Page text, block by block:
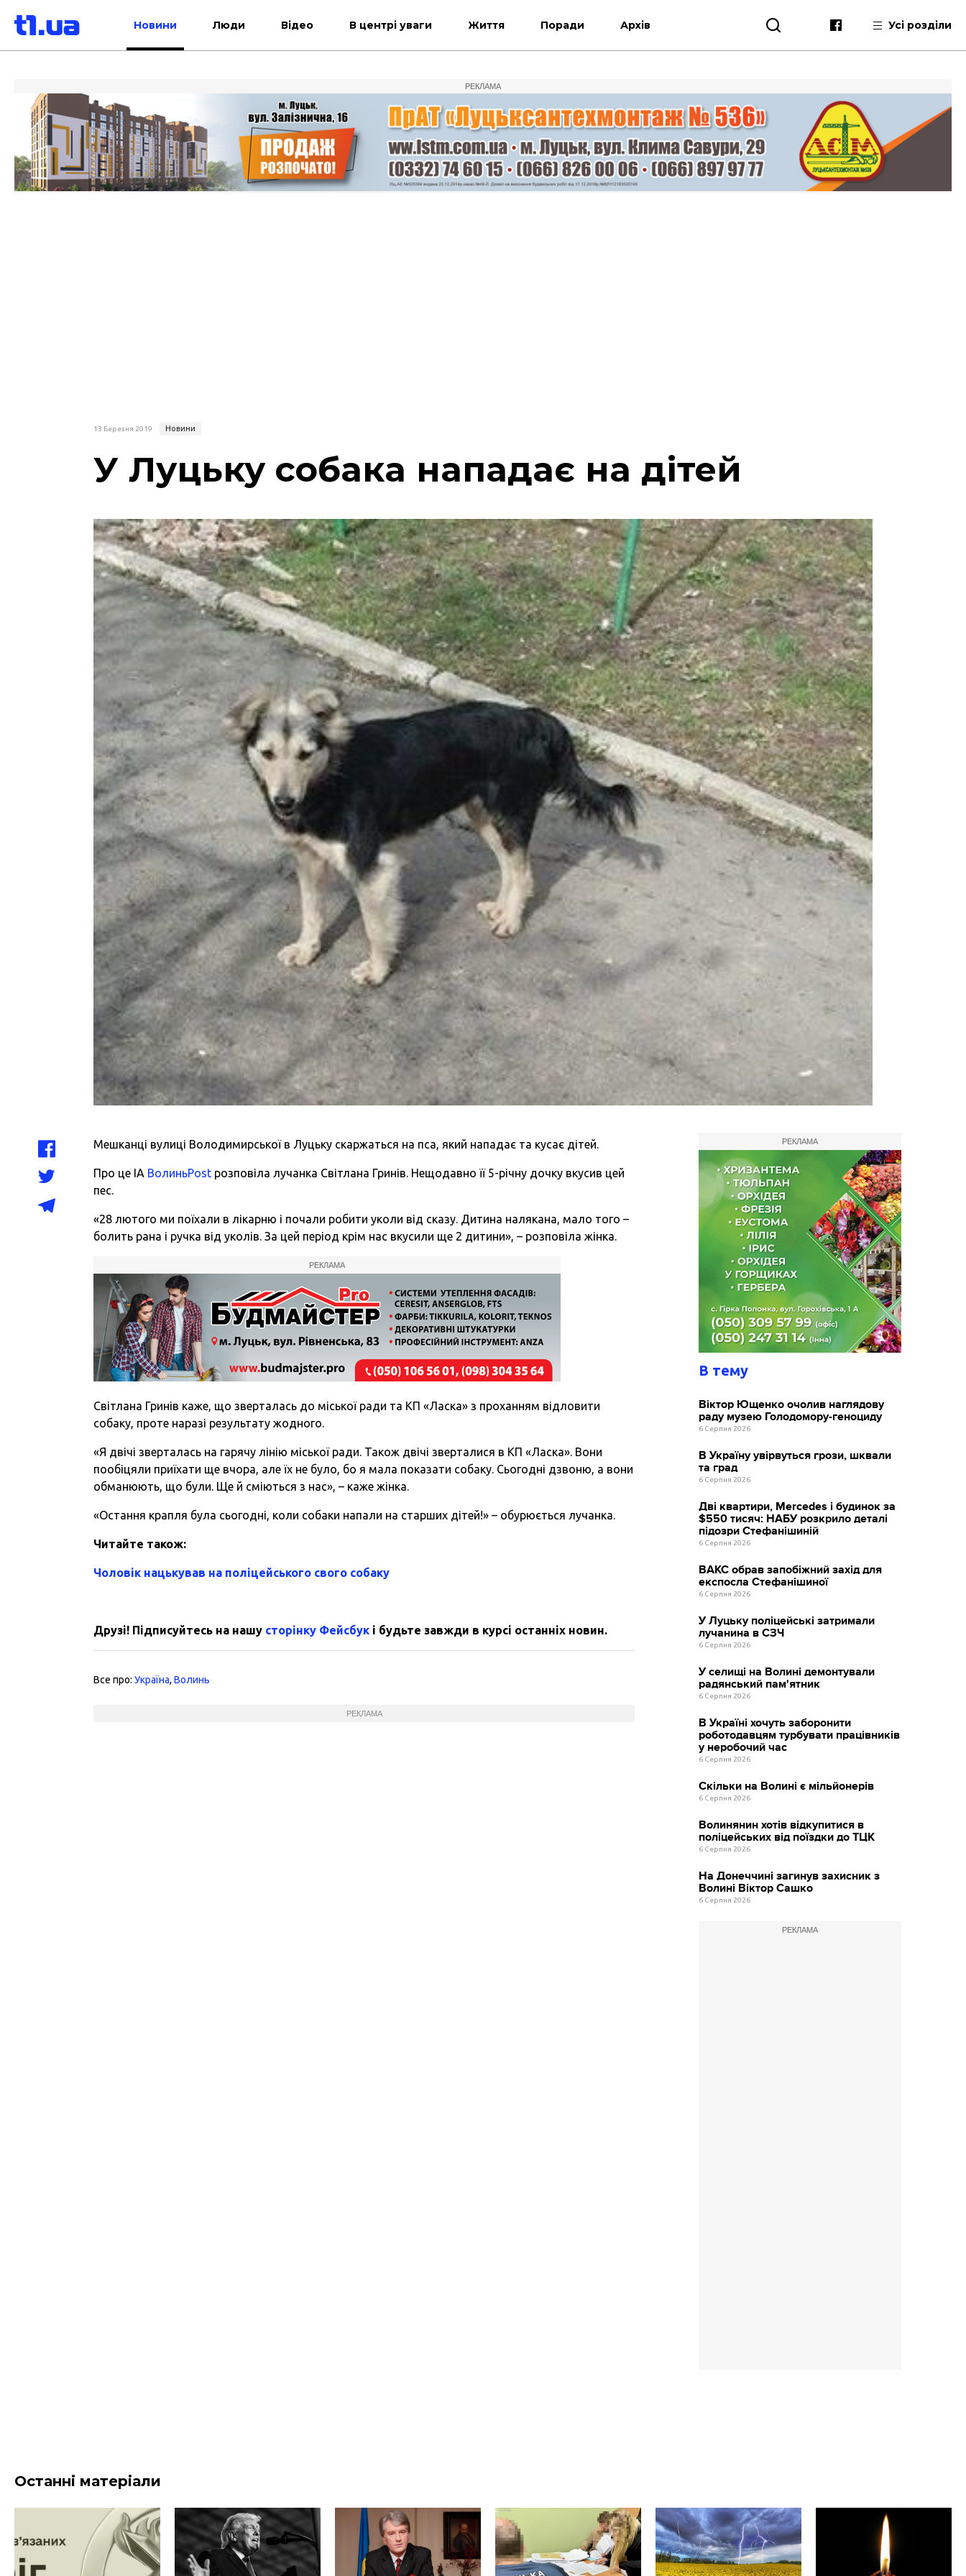
Новини Люди Відео В центрі уваги Життя Поради Архів Усі розділи
РЕКЛАМА
13 Березня 2019 Новини
У Луцьку собака нападає на дітей
Мешканці вулиці Володимирської в Луцьку скаржаться на пса, який нападає та кусає дітей.
Про це ІА ВолиньPost розповіла лучанка Світлана Гринів. Нещодавно її 5-річну дочку вкусив цей
пес.
«28 лютого ми поїхали в лікарню і почали робити уколи від сказу. Дитина налякана, мало того –
болить рана і ручка від уколів. За цей період крім нас вкусили ще 2 дитини», – розповіла жінка.
РЕКЛАМА
Світлана Гринів каже, що зверталась до міської ради та КП «Ласка» з проханням відловити
собаку, проте наразі результату жодного.
«Я двічі зверталась на гарячу лінію міської ради. Також двічі зверталися в КП «Ласка». Вони
пообіцяли приїхати ще вчора, але їх не було, бо я мала показати собаку. Сьогодні дзвоню, а вони
обманюють, що були. Ще й сміються з нас», – каже жінка.
«Остання крапля була сьогодні, коли собаки напали на старших дітей!» – обурюється лучанка.
Читайте також:
Чоловік нацькував на поліцейського свого собаку
Друзі! Підписуйтесь на нашу сторінку Фейсбук і будьте завжди в курсі останніх новин.
Все про:Україна,Волинь
РЕКЛАМА
РЕКЛАМА
В тему
Віктор Ющенко очолив наглядову
раду музею Голодомору-геноциду
6 Серпня 2026
В Україну увірвуться грози, шквали
та град
6 Серпня 2026
Дві квартири, Mercedes і будинок за
$550 тисяч: НАБУ розкрило деталі
підозри Стефанішиній
6 Серпня 2026
ВАКС обрав запобіжний захід для
експосла Стефанішиної
6 Серпня 2026
У Луцьку поліцейські затримали
лучанина в СЗЧ
6 Серпня 2026
У селищі на Волині демонтували
радянський пам'ятник
6 Серпня 2026
В Україні хочуть заборонити
роботодавцям турбувати працівників
у неробочий час
6 Серпня 2026
Скільки на Волині є мільйонерів
6 Серпня 2026
Волинянин хотів відкупитися в
поліцейських від поїздки до ТЦК
6 Серпня 2026
На Донеччині загинув захисник з
Волині Віктор Сашко
6 Серпня 2026
РЕКЛАМА
Останні матеріали